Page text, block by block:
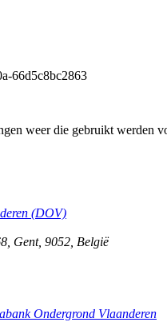
66d5c8bc2863
weer die gebruikt werden
(DOV)
Gent, 9052 België
Ondergrond Vlaanderen